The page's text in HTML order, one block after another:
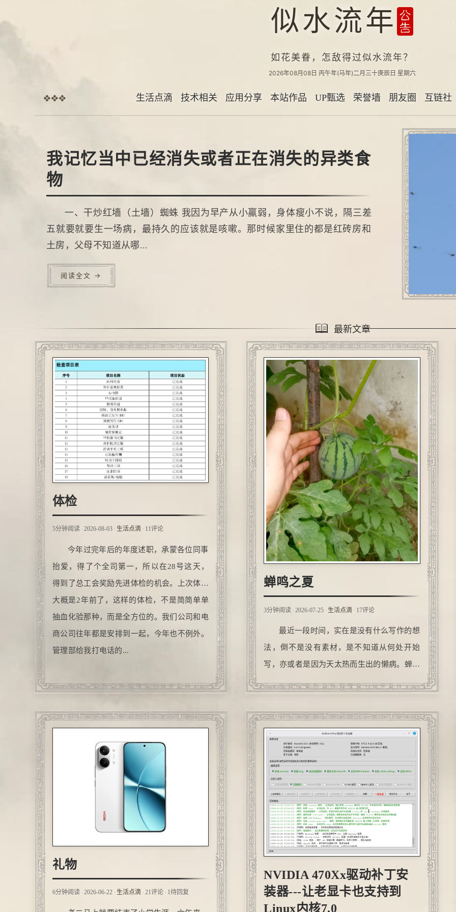
似水流年
如花美眷，怎敌得过似水流年？
2026年08月08日 丙午年(马年)二月三十庚辰日 星期六
❖❖❖ 生活点滴 技术相关 应用分享 本站作品 UP甄选 荣誉墙 朋友圈 互链社
我记忆当中已经消失或者正在消失的异类食
物
一、干炒红墙（土墙）蜘蛛 我因为早产从小羸弱，身体瘦小不说，隔三差
五就要就要生一场病，最持久的应该就是咳嗽。那时候家里住的都是红砖房和
土房，父母不知道从哪...
阅读全文 →
最新文章
体检
5分钟阅读 · 2026-08-03 · 生活点滴 · 11评论
今年过完年后的年度述职，承蒙各位同事
抬爱，得了个全司第一，所以在28号这天，
得到了总工会奖励先进体检的机会。上次体检
大概是2年前了，这样的体检，不是简简单单
抽血化验那种，而是全方位的。我们公司和电
商公司往年都是安排到一起，今年也不例外。
管理部给我打电话的...
蝉鸣之夏
3分钟阅读 · 2026-07-25 · 生活点滴 · 17评论
最近一段时间，实在是没有什么写作的想
法，倒不是没有素材，是不知道从何处开始
写，亦或者是因为天太热而生出的懒病。蝉在
外面不停的鸣叫，从早到晚，声音忽高忽低，
了月初有几天阴雨，其他时间都是高温，这两
天虽然温度不高，但是...
礼物
6分钟阅读 · 2026-06-22 · 生活点滴 · 21评论 · 1待回复
NVIDIA 470Xx驱动补丁安
装器---让老显卡也支持到
Linux内核7.0